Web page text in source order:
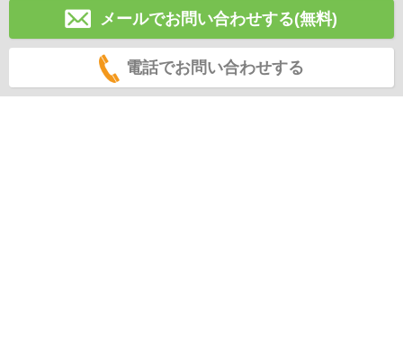
メールでお問い合わせする(無料)
電話でお問い合わせする